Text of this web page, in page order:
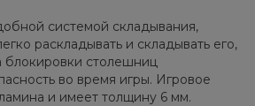
системой складывания,
раскладывать и складывать его,
блокировки столешниц
во время игры. Игровое
и имеет толщину 6 мм.